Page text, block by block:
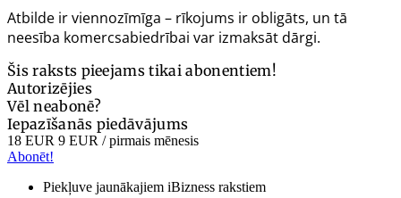
Atbilde ir viennozīmīga – rīkojums ir obligāts, un tā
neesība komercsabiedrībai var izmaksāt dārgi.
Šis raksts pieejams tikai abonentiem!
Autorizējies
Vēl neabonē?
Iepazīšanās piedāvājums
18 EUR 9 EUR / pirmais mēnesis
Abonēt!
Piekļuve jaunākajiem iBizness rakstiem